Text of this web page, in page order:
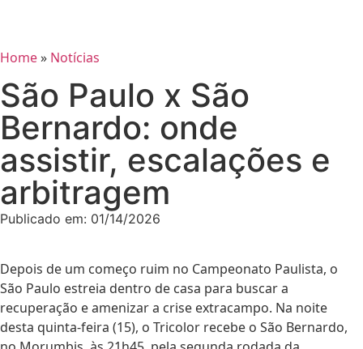
Home» Notícias
São Paulo x São
Bernardo: onde
assistir, escalações e
arbitragem
Publicado em: 01/14/2026
Depois de um começo ruim no Campeonato Paulista, o
São Paulo estreia dentro de casa para buscar a
recuperação e amenizar a crise extracampo. Na noite
desta quinta-feira (15), o Tricolor recebe o São Bernardo,